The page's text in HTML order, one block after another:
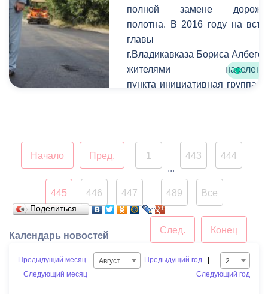
полной замене
полотна. В 2016 году на
главы
г.Владикавказа Бориса
жителями
пункта инициативная группа с
покрытия. Борис
пообещал жителям поселка,
главная улица будет
порядок в 2017 году.
Начало Пред.
1
...
443 444
445 446
447
...
489 Все
Конец
След.
Поделиться…
Календарь новостей
Предыдущий месяц
Август
Следующий месяц
Предыдущий год
2021
Следующий год